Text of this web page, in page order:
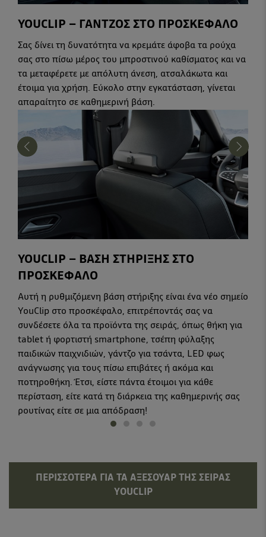
YOUCLIP – ΓΑΝΤΖΟΣ ΣΤΟ ΠΡΟΣΚΕΦΑΛΟ
Σας δίνει τη δυνατότητα να κρεμάτε άφοβα τα ρούχα
σας στο πίσω μέρος του μπροστινού καθίσματος και να
τα μεταφέρετε με απόλυτη άνεση, ατσαλάκωτα και
έτοιμα για χρήση. Εύκολο στην εγκατάσταση, γίνεται
απαραίτητο σε καθημερινή βάση.
YOUCLIP – ΒΑΣΗ ΣΤΗΡΙΞΗΣ ΣΤΟ
ΠΡΟΣΚΕΦΑΛΟ
Αυτή η ρυθμιζόμενη βάση στήριξης είναι ένα νέο σημείο
YouClip στο προσκέφαλο, επιτρέποντάς σας να
συνδέσετε όλα τα προϊόντα της σειράς, όπως θήκη για
tablet ή φορτιστή smartphone, τσέπη φύλαξης
παιδικών παιχνιδιών, γάντζο για τσάντα, LED φως
ανάγνωσης για τους πίσω επιβάτες ή ακόμα και
ποτηροθήκη. Έτσι, είστε πάντα έτοιμοι για κάθε
περίσταση, είτε κατά τη διάρκεια της καθημερινής σας
ρουτίνας είτε σε μια απόδραση!
ΠΕΡΙΣΣΌΤΕΡΑ ΓΙΑ ΤΑ ΑΞΕΣΟΥΆΡ ΤΗΣ ΣΕΙΡΆΣ
YOUCLIP